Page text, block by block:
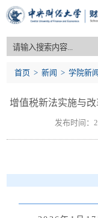
首页 > 新闻 > 学院新闻
增值税新法实施与
金
发布时间：